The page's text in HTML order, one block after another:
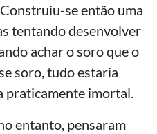
se então uma
tentando desenvolver
achar o soro que o
soro, tudo estaria
praticamente imortal.
entanto, pensaram